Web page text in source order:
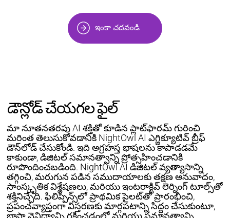
డౌన్లోడ్ చేయగల ఫైల్
మా నూతనతరపు AI శక్తితో కూడిన ప్లాట్‌ఫారమ్ గురించి
మరింత తెలుసుకోవడానికి NightOwl AI ఎగ్జిక్యూటివ్ బ్రీఫ్
డౌన్‌లోడ్ చేసుకోండి. ఇది అగ్రహస్త భాషలను కాపాడడమే
కాకుండా, డిజిటల్ సమానత్వాన్ని ప్రోత్సహించడానికి
రూపొందించబడింది. NightOwl AI డిజిటల్ వ్యత్యాసాన్ని
తగ్గించి, మరుగున పడిన సముదాయాలకు తక్షణ అనువాదం,
సాంస్కృతిక విశ్లేషణలు, మరియు ఇంటరాక్టివ్ లెర్నింగ్ టూల్స్‌తో
శక్తినిచ్చేది. ఫిలిప్పీన్స్‌లో ప్రాథమిక పైలట్‌తో ప్రారంభించి,
ప్రపంచవ్యాప్తంగా విస్తరణకు మార్గపటాన్ని సిద్దం చేసుకుంటూ,
భాషా వైవిధ్యాన్ని రక్షించడంలో మరియు సమానత్వాన్ని
ఇంకా చదవండి